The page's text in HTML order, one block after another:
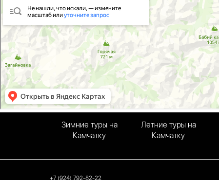
Зимние туры на
Камчатку
Летние туры на
Камчатку
+7 (924) 792-82-22